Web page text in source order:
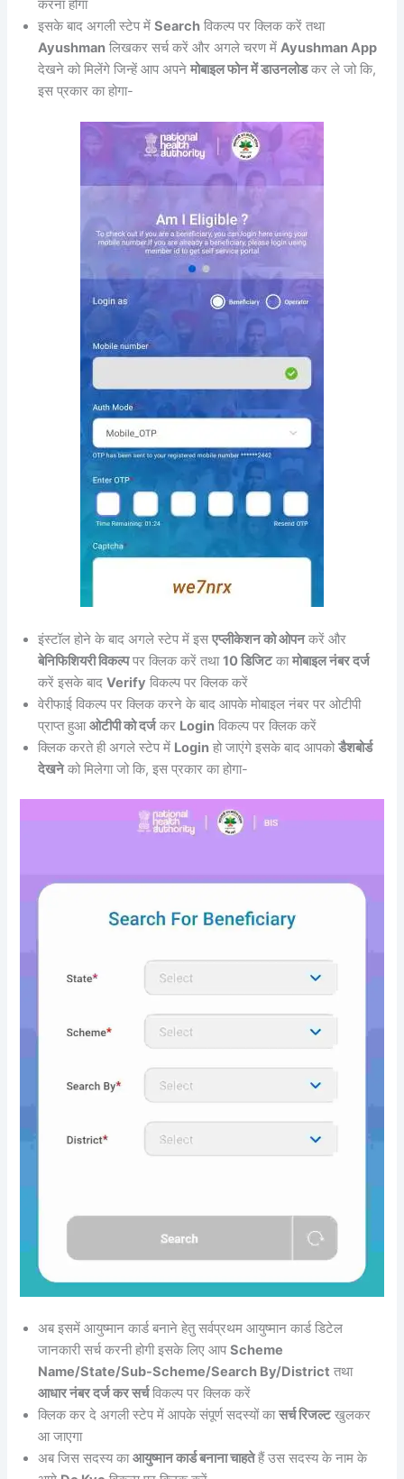
करना होगा
इसके बाद अगली स्टेप मेंSearch विकल्प पर क्लिक करें तथा
Ayushman लिखकर सर्च करें और अगले चरण मेंAyushman App
देखने को मिलेंगे जिन्हें आप अपनेमोबाइल फोन में डाउनलोडकर ले जो कि,
इस प्रकार का होगा-
इंस्टॉल होने के बाद अगले स्टेप में इसएप्लीकेशन को ओपनकरें और
बेनिफिशियरी विकल्पपर क्लिक करें तथा10 डिजिटकामोबाइल नंबर दर्ज
करें इसके बादVerify विकल्प पर क्लिक करें
वेरीफाई विकल्प पर क्लिक करने के बाद आपके मोबाइल नंबर पर ओटीपी
प्राप्त हुआओटीपी को दर्जकर Login विकल्प पर क्लिक करें
क्लिक करते ही अगले स्टेप में Login हो जाएंगे इसके बाद आपकोडैशबोर्ड
देखनेको मिलेगा जो कि, इस प्रकार का होगा-
अब इसमें आयुष्मान कार्ड बनाने हेतु सर्वप्रथम आयुष्मान कार्ड डिटेल
जानकारी सर्च करनी होगी इसके लिए आपScheme
Name/State/Sub-Scheme/Search By/District तथा
आधार नंबर दर्ज कर सर्चविकल्प पर क्लिक करें
क्लिक कर दे अगली स्टेप में आपके संपूर्ण सदस्यों कासर्च रिजल्टखुलकर
आ जाएगा
अब जिस सदस्य काआयुष्मान कार्ड बनाना चाहतेहैं उस सदस्य के नाम के